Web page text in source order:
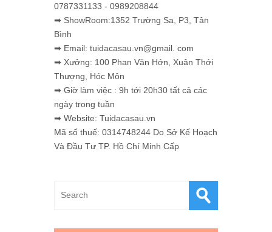
0787331133 - 0989208844
➡ ShowRoom:1352 Trường Sa, P3, Tân
Bình
➡ Email: tuidacasau.vn@gmail. com
➡ Xưởng: 100 Phan Văn Hớn, Xuân Thới
Thượng, Hóc Môn
➡ Giờ làm việc : 9h tới 20h30 tất cả các
ngày trong tuần
➡ Website: Tuidacasau.vn
Mã số thuế: 0314748244 Do Sở Kế Hoạch
Và Đầu Tư TP. Hồ Chí Minh Cấp